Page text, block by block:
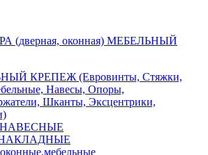
(дверная, оконная) МЕБЕЛЬНЫЙ
КРЕПЕЖ (Евровинты, Стяжки,
Навесы, Опоры,
Шканты, Эксцентрики,